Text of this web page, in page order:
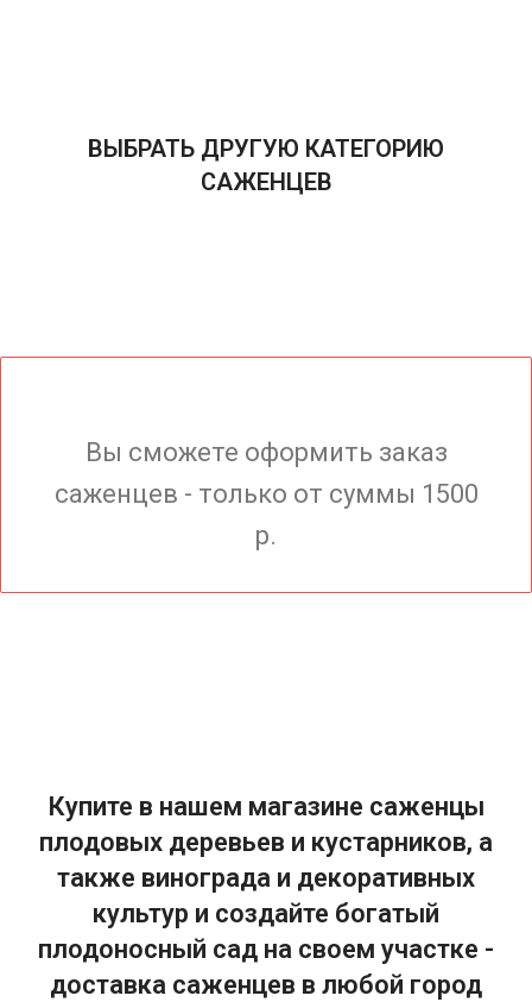
ВЫБРАТЬ ДРУГУЮ КАТЕГОРИЮ
САЖЕНЦЕВ
Вы сможете оформить заказ
саженцев - только от суммы 1500
р.
Купите в нашем магазине саженцы
плодовых деревьев и кустарников, а
также винограда и декоративных
культур и создайте богатый
плодоносный сад на своем участке -
доставка саженцев в любой город